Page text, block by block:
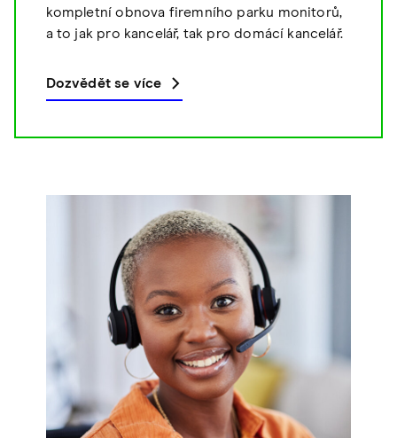
kompletní obnova firemního parku monitorů,
a to jak pro kancelář, tak pro domácí kancelář.
Dozvědět se více